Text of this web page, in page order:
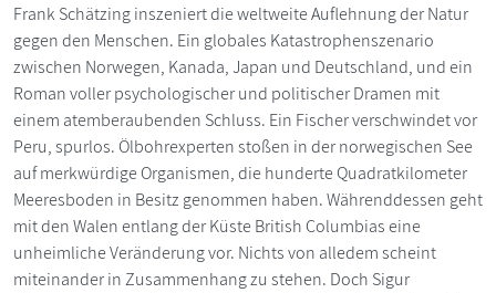
Frank Schätzing inszeniert die weltweite Auflehnung der Natur
gegen den Menschen. Ein globales Katastrophenszenario
zwischen Norwegen, Kanada, Japan und Deutschland, und ein
Roman voller psychologischer und politischer Dramen mit
einem atemberaubenden Schluss. Ein Fischer verschwindet vor
Peru, spurlos. Ölbohrexperten stoßen in der norwegischen See
auf merkwürdige Organismen, die hunderte Quadratkilometer
Meeresboden in Besitz genommen haben. Währenddessen geht
mit den Walen entlang der Küste British Columbias eine
unheimliche Veränderung vor. Nichts von alledem scheint
miteinander in Zusammenhang zu stehen. Doch Sigur